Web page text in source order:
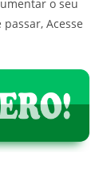
o seu
Acesse